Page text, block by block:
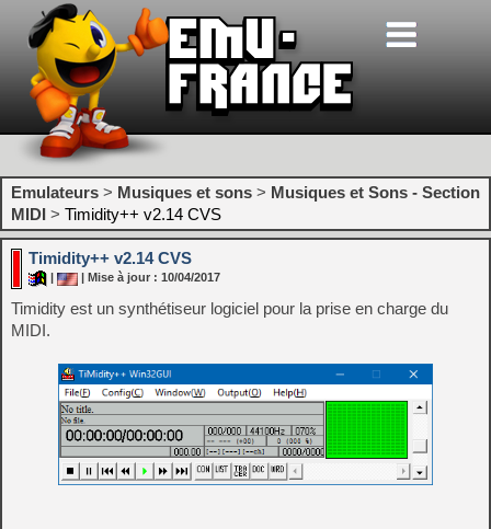
Emulateurs > Musiques et sons > Musiques et Sons - Section
MIDI > Timidity++ v2.14 CVS
Timidity++ v2.14 CVS
| Mise à jour : 10/04/2017
Timidity est un synthétiseur logiciel pour la prise en charge du
MIDI.